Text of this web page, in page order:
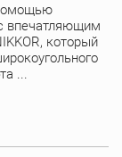
впечатляющим
который
...